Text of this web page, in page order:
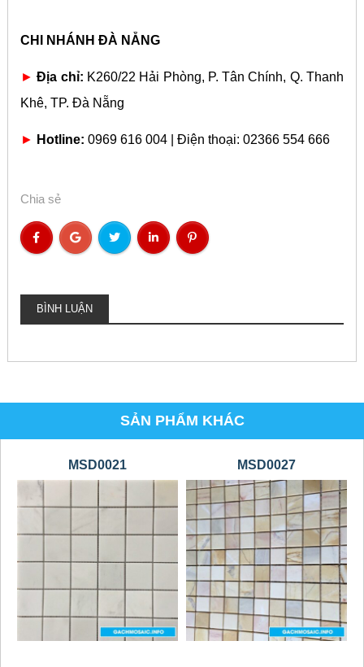
CHI NHÁNH ĐÀ NẴNG
► Địa chỉ: K260/22 Hải Phòng, P. Tân Chính, Q. Thanh
Khê, TP. Đà Nẵng
► Hotline: 0969 616 004 | Điện thoại: 02366 554 666
Chia sẻ
BÌNH LUẬN
SẢN PHẨM KHÁC
MSD0021 MSD0027